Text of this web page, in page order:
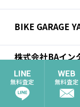
LINE
無料査定
WEB
無料査定
BIKE GARAGE
株式会社BAイン
コーポレートサイ
個人情報保護方
針
©